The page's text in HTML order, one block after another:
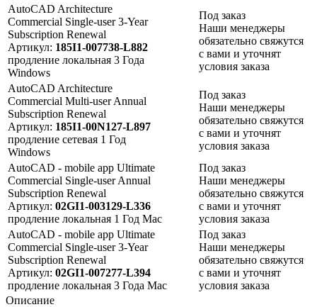
AutoCAD Architecture
Commercial Single-user 3-Year
Subscription Renewal
Артикул: 185I1-007738-L882
продление локальная 3 Года
Windows
Под заказ
Наши менеджеры
обязательно свяжутся
с вами и уточнят
условия заказа
AutoCAD Architecture
Commercial Multi-user Annual
Subscription Renewal
Артикул: 185I1-00N127-L897
продление сетевая 1 Год
Windows
Под заказ
Наши менеджеры
обязательно свяжутся
с вами и уточнят
условия заказа
AutoCAD - mobile app Ultimate
Commercial Single-user Annual
Subscription Renewal
Артикул: 02GI1-003129-L336
продление локальная 1 Год Mac
Под заказ
Наши менеджеры
обязательно свяжутся
с вами и уточнят
условия заказа
AutoCAD - mobile app Ultimate
Commercial Single-user 3-Year
Subscription Renewal
Артикул: 02GI1-007277-L394
продление локальная 3 Года Mac
Под заказ
Наши менеджеры
обязательно свяжутся
с вами и уточнят
условия заказа
Описание